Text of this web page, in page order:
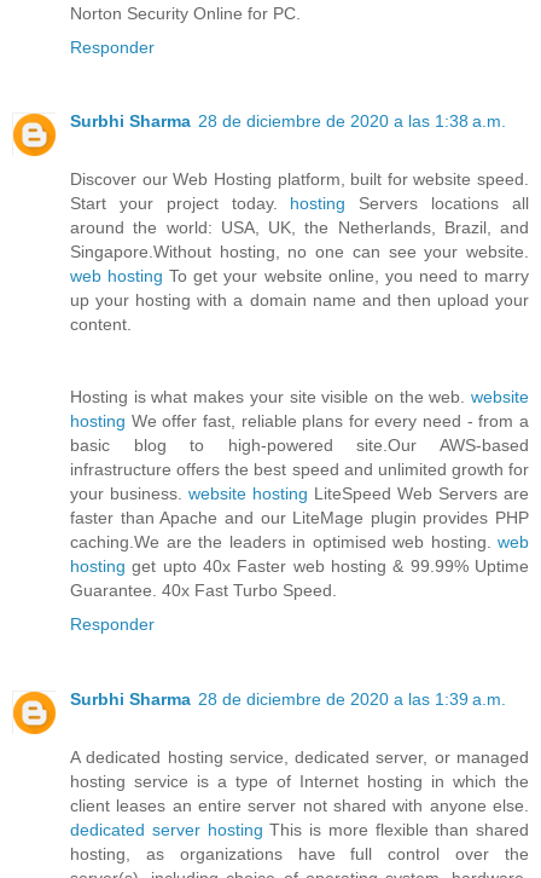
Norton Security Online for PC.
Responder
Surbhi Sharma 28 de diciembre de 2020 a las 1:38 a.m.
Discover our Web Hosting platform, built for website speed.
Start your project today. hosting Servers locations all
around the world: USA, UK, the Netherlands, Brazil, and
Singapore.Without hosting, no one can see your website.
web hosting To get your website online, you need to marry
up your hosting with a domain name and then upload your
content.
Hosting is what makes your site visible on the web. website
hosting We offer fast, reliable plans for every need - from a
basic blog to high-powered site.Our AWS-based
infrastructure offers the best speed and unlimited growth for
your business. website hosting LiteSpeed Web Servers are
faster than Apache and our LiteMage plugin provides PHP
caching.We are the leaders in optimised web hosting. web
hosting get upto 40x Faster web hosting & 99.99% Uptime
Guarantee. 40x Fast Turbo Speed.
Responder
Surbhi Sharma 28 de diciembre de 2020 a las 1:39 a.m.
A dedicated hosting service, dedicated server, or managed
hosting service is a type of Internet hosting in which the
client leases an entire server not shared with anyone else.
dedicated server hosting This is more flexible than shared
hosting, as organizations have full control over the